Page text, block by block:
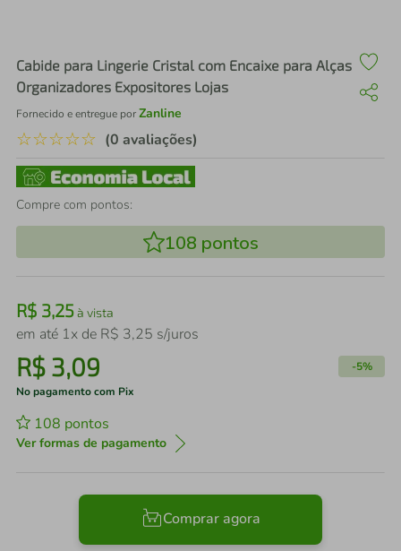
Cabide para Lingerie Cristal com Encaixe para Alças
Organizadores Expositores Lojas
Fornecido e entregue porZanline
☆☆☆☆☆ (0 avaliações)
Compre com pontos:
108 pontos
R$ 3,25à vista
em até 1x de R$ 3,25 s/juros
R$ 3,09 -5%
No pagamento com Pix
108 pontos
Ver formas de pagamento
Comprar agora